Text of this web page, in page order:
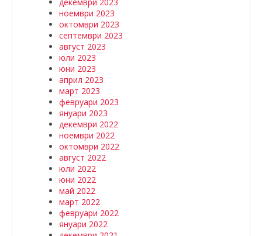
ноември 2023
октомври 2023
септември 2023
август 2023
юли 2023
юни 2023
април 2023
март 2023
февруари 2023
януари 2023
декември 2022
ноември 2022
октомври 2022
август 2022
юли 2022
юни 2022
май 2022
март 2022
февруари 2022
януари 2022